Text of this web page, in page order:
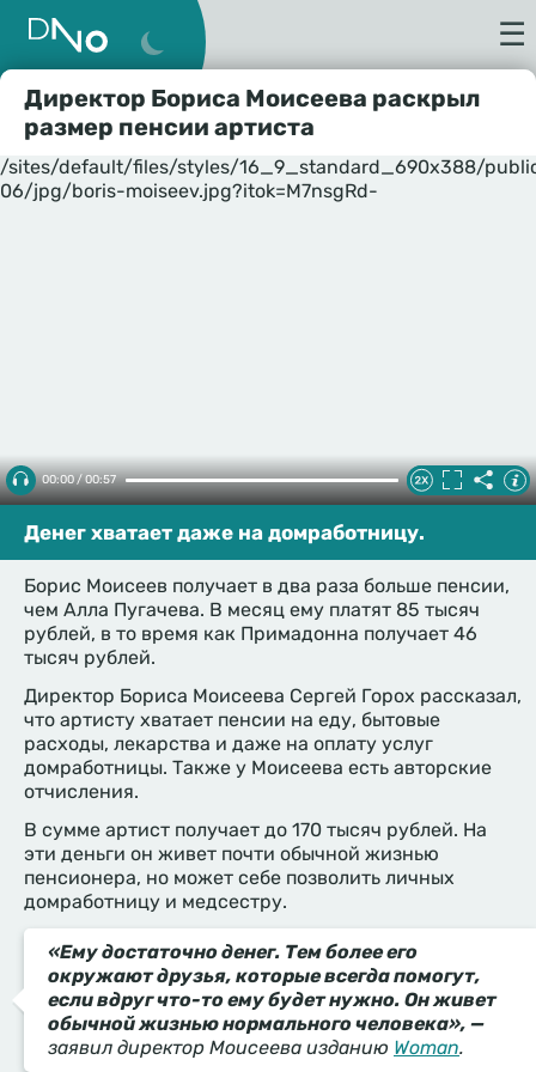
☰
Директор Бориса Моисеева раскрыл
размер пенсии артиста
/sites/default/files/styles/16_9_standard_690x388/
06/jpg/boris-moiseev.jpg?itok=M7nsgRd-
00:00 / 00:57
Денег хватает даже на домработницу.
Борис Моисеев получает в два раза больше пенсии,
чем Алла Пугачева. В месяц ему платят 85 тысяч
рублей, в то время как Примадонна получает 46
тысяч рублей.
Директор Бориса Моисеева Сергей Горох рассказал,
что артисту хватает пенсии на еду, бытовые
расходы, лекарства и даже на оплату услуг
домработницы. Также у Моисеева есть авторские
отчисления.
В сумме артист получает до 170 тысяч рублей. На
эти деньги он живет почти обычной жизнью
пенсионера, но может себе позволить личных
домработницу и медсестру.
«Ему достаточно денег. Тем более его
окружают друзья, которые всегда помогут,
если вдруг что-то ему будет нужно. Он живет
обычной жизнью нормального человека», —
заявил директор Моисеева изданию Woman.